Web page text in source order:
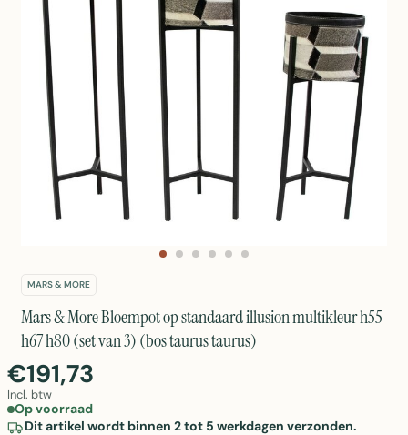
MARS & MORE
Mars & More Bloempot op standaard illusion multikleur h55
h67 h80 (set van 3) (bos taurus taurus)
€191,73
Incl. btw
Op voorraad
Dit artikel wordt binnen 2 tot 5 werkdagen verzonden.